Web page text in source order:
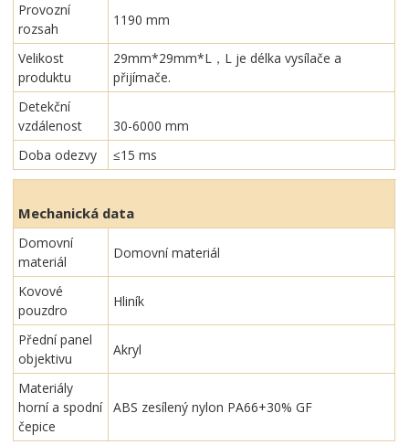
Provozní
rozsah
1190 mm
Velikost
produktu
29mm*29mm*L，L je délka vysílače a
přijímače.
Detekční
vzdálenost
30-6000 mm
Doba odezvy
≤15 ms
Mechanická data
Domovní
materiál
Domovní materiál
Kovové
pouzdro
Hliník
Přední panel
objektivu
Akryl
Materiály
horní a spodní
čepice
ABS zesílený nylon PA66+30% GF